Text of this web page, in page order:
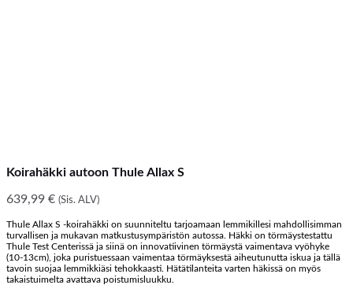
Koirahäkki autoon Thule Allax S
639,99 € (Sis. ALV)
Thule Allax S -koirahäkki on suunniteltu tarjoamaan lemmikillesi mahdollisimman
turvallisen ja mukavan matkustusympäristön autossa. Häkki on törmäystestattu
Thule Test Centerissä ja siinä on innovatiivinen törmäystä vaimentava vyöhyke
(10-13cm), joka puristuessaan vaimentaa törmäyksestä aiheutunutta iskua ja tällä
tavoin suojaa lemmikkiäsi tehokkaasti. Hätätilanteita varten häkissä on myös
takaistuimelta avattava poistumisluukku.